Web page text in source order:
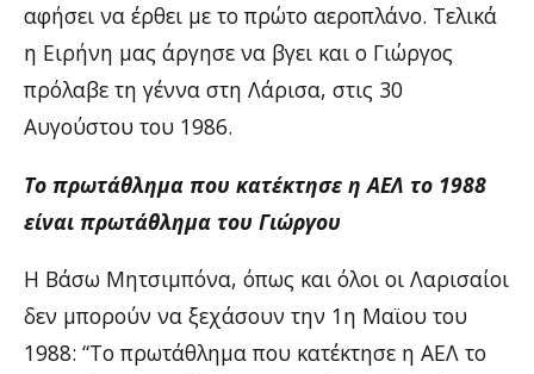
αφήσει να έρθει με το πρώτο αεροπλάνο. Τελικά
η Ειρήνη μας άργησε να βγει και ο Γιώργος
πρόλαβε τη γέννα στη Λάρισα, στις 30
Αυγούστου του 1986.
Το πρωτάθλημα που κατέκτησε η ΑΕΛ το 1988
είναι πρωτάθλημα του Γιώργου
Η Βάσω Μητσιμπόνα, όπως και όλοι οι Λαρισαίοι
δεν μπορούν να ξεχάσουν την 1η Μαϊου του
1988: “Το πρωτάθλημα που κατέκτησε η ΑΕΛ το